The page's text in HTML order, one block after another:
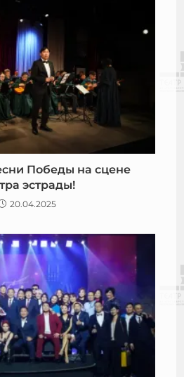
Победы на сцене
эстрады!
20.04.2025